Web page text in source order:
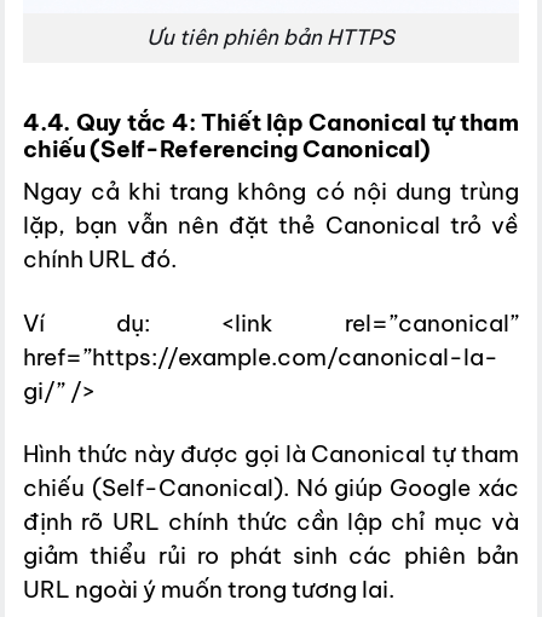
Ưu tiên phiên bản HTTPS
4.4. Quy tắc 4: Thiết lập Canonical tự tham
chiếu (Self-Referencing Canonical)
Ngay cả khi trang không có nội dung trùng
lặp, bạn vẫn nên đặt thẻ Canonical trỏ về
chính URL đó.
Ví dụ: <link rel=”canonical”
href=”https://example.com/canonical-la-
gi/” />
Hình thức này được gọi là Canonical tự tham
chiếu (Self-Canonical). Nó giúp Google xác
định rõ URL chính thức cần lập chỉ mục và
giảm thiểu rủi ro phát sinh các phiên bản
URL ngoài ý muốn trong tương lai.